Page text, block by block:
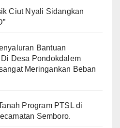
Ciut Nyali Sidangkan
Bantuan
Desa Pondokdalem
Meringankan Beban
Program PTSL di
Semboro.